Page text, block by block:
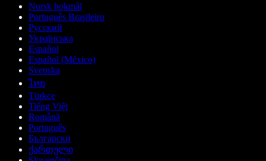
Norsk bokmål
Português Brasileiro
Русский
Українська
Español
Español (México)
Svenska
ไทย
Türkçe
Tiếng Việt
Română
Português
Български
ქართული